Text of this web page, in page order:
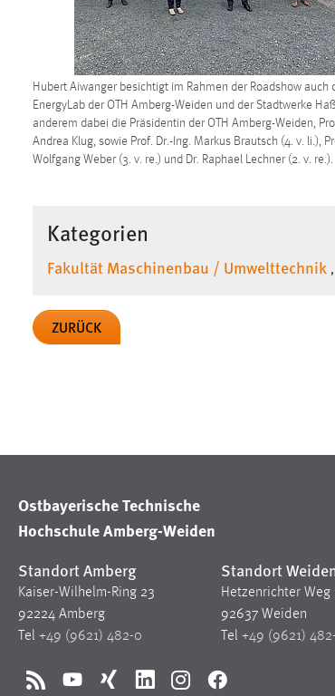
Hubert Aiwanger besichtigt im Rahmen der Roadshow auch
EnergyLab der OTH Amberg-Weiden und der Stadtwerke
anderem dabei die Präsidentin der OTH Amberg-Weiden,
Andrea Klug, sowie Prof. Dr.-Ing. Markus Brautsch (4. v. li.),
Wolfgang Weber (3. v. re.) und Dr. Raphael Lechner (2. v. re.).
Kategorien
Fakultät Maschinenbau / Umwelttechnik ,
ZURÜCK
Ostbayerische Technische
Hochschule Amberg-Weiden
Standort Amberg
Kaiser-Wilhelm-Ring 23
92224 Amberg
Tel +49 (9621) 482-0
Standort
Hetzenrichter Weg
92637 Weiden
Tel +49 (9621)
RSS YouTubeXing LinkedInInstagramFacebook
Name: site-language-preference
Zweck:
Das Cookie speichert die gewählte
Sprache der Website.
Cookie Laufzeit: 30 Tage
Chat
Zweck:
nutzen zu können.
Cookie Laufzeit:
Name: fe_user, be_user,
der Website einloggen zu können.
Cookie Laufzeit:
STATISTIK
Statistik Cookies erfassen Informationen anonym.
Diese Informationen helfen uns zu verstehen, wie
unsere Besucher unsere Website nutzen.